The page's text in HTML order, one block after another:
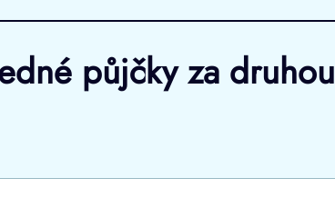
půjčky za druhou